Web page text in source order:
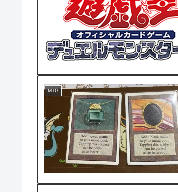
MTG